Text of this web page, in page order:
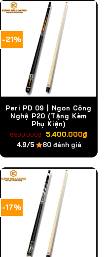
-21%
Peri PD 09 | Ngon Công
Nghệ P20 (Tặng Kèm
Phụ Kiện)
6.800.000₫ Giá
gốc
là:
6.800.000₫.
5.400.000₫Giá
tại
là:
4.9/5 80 đánh giá
-17%